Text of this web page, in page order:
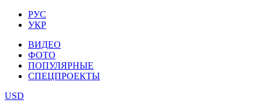
РУС
УКР
ВИДЕО
ФОТО
ПОПУЛЯРНЫЕ
СПЕЦПРОЕКТЫ
USD